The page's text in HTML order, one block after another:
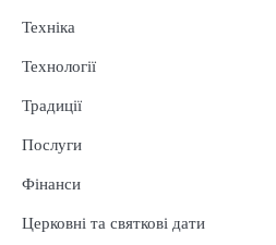
Техніка
Технології
Традиції
Послуги
Фінанси
Церковні та святкові дати